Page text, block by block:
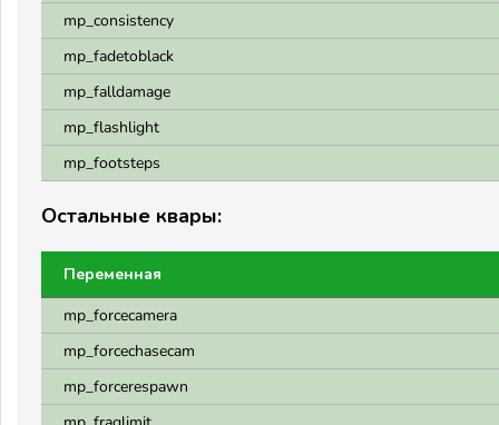
mp_consistency
mp_fadetoblack
mp_falldamage
mp_flashlight
mp_footsteps
Остальные квары:
Переменная
mp_forcecamera
mp_forcechasecam
mp_forcerespawn